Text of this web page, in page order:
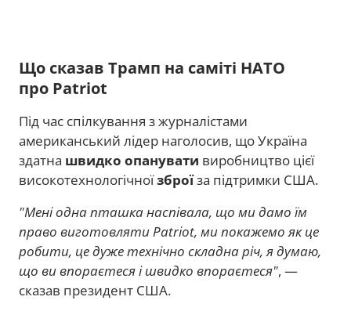
Що сказав Трамп на саміті НАТО
про Patriot
Під час спілкування з журналістами
американський лідер наголосив, що Україна
здатна швидко опанувати виробництво цієї
високотехнологічноїзброїза підтримки США.
"Мені одна пташка наспівала, що ми дамо їм
право виготовляти Patriot, ми покажемо як це
робити, це дуже технічно складна річ, я думаю,
що ви впораєтеся і швидко впораєтеся", —
сказав президент США.